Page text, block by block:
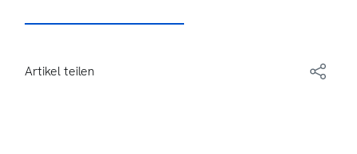
Artikel teilen